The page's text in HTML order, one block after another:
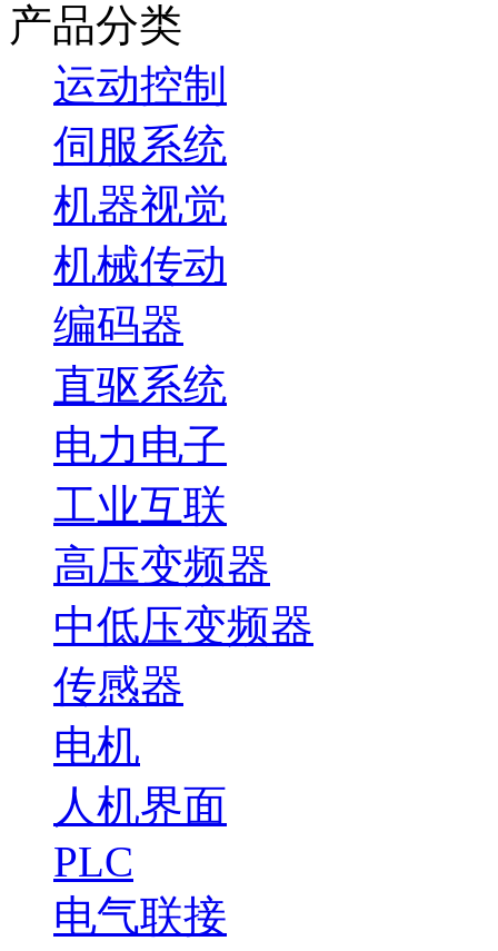
产品分类
运动控制
伺服系统
机器视觉
机械传动
编码器
直驱系统
电力电子
工业互联
高压变频器
中低压变频器
传感器
电机
人机界面
PLC
电气联接